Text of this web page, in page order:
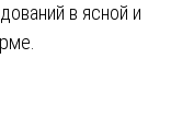
в ясной и